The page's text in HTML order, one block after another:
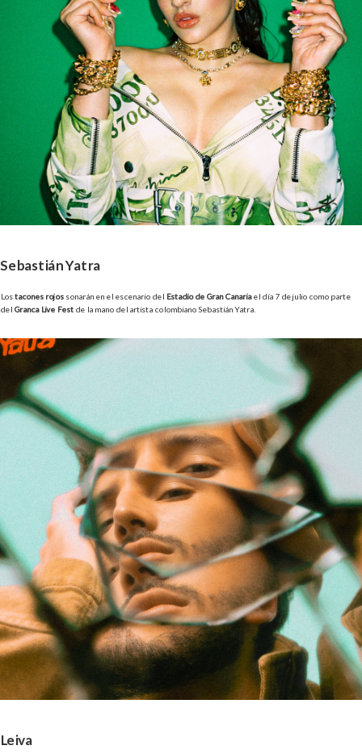
Sebastián Yatra
Lostacones rojos sonarán en el escenario del Estadio de Gran Canariael día 7 de julio como parte
del Granca Live Fest de la mano del artista colombiano Sebastián Yatra.
Leiva